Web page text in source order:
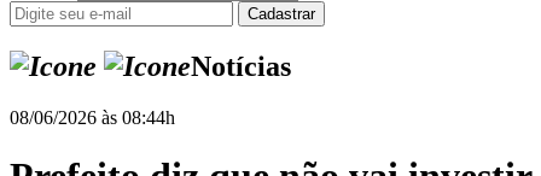
Notícias
08/06/2026 às 08:44h